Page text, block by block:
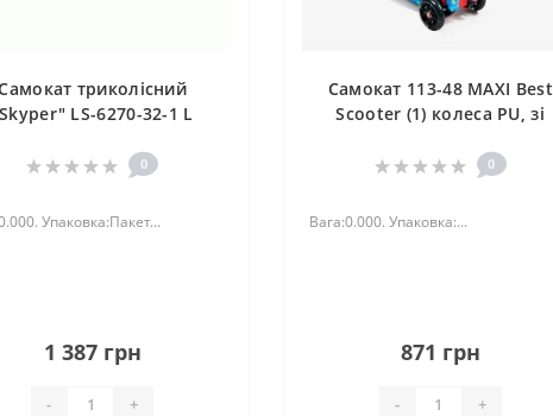
триколісний
LS-6270-32-1 L
0
Упаковка:Пакет...
1 387 грн
- +
Самокат 113-48 MAXI Best
Scooter (1) колеса PU, зі
0
Вага:0.000. Упаковка:...
871 грн
- +